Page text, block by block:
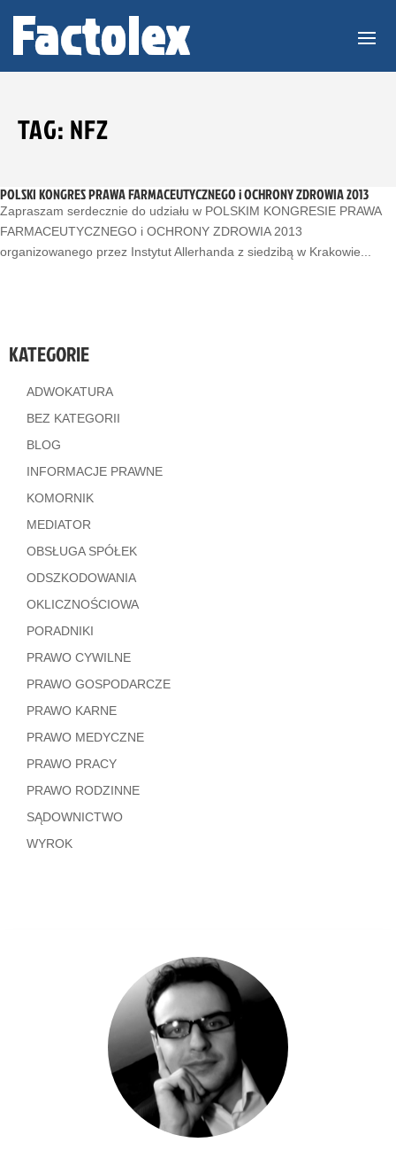
TAG: NFZ
POLSKI KONGRES PRAWA FARMACEUTYCZNEGO i OCHRONY ZDROWIA 2013
Zapraszam serdecznie do udziału w POLSKIM KONGRESIE PRAWA
FARMACEUTYCZNEGO i OCHRONY ZDROWIA 2013
organizowanego przez Instytut Allerhanda z siedzibą w Krakowie...
KATEGORIE
ADWOKATURA
BEZ KATEGORII
BLOG
INFORMACJE PRAWNE
KOMORNIK
MEDIATOR
OBSŁUGA SPÓŁEK
ODSZKODOWANIA
OKLICZNOŚCIOWA
PORADNIKI
PRAWO CYWILNE
PRAWO GOSPODARCZE
PRAWO KARNE
PRAWO MEDYCZNE
PRAWO PRACY
PRAWO RODZINNE
SĄDOWNICTWO
WYROK